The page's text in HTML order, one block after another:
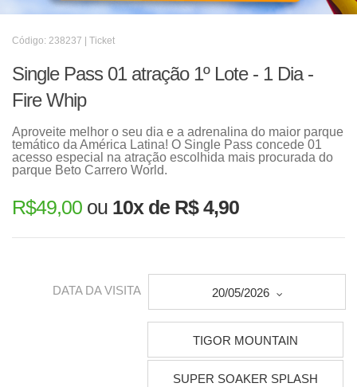
Código: 238237 | Ticket
Single Pass 01 atração 1º Lote - 1 Dia -
Fire Whip
Aproveite melhor o seu dia e a adrenalina do maior parque
temático da América Latina! O Single Pass concede 01
acesso especial na atração escolhida mais procurada do
parque Beto Carrero World.
R$49,00 ou 10x de R$ 4,90
DATA DA VISITA 20/05/2026
TIGOR MOUNTAIN
SUPER SOAKER SPLASH